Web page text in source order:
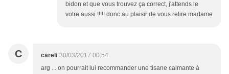
bidon et que vous trouvez ça correct, j'attends le
votre aussi !!!!! donc au plaisir de vous relire madame
C careli 30/03/2017 00:54
arg ... on pourrait lui recommander une tisane calmante à